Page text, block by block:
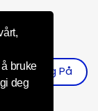
bruke
deg
Logg På